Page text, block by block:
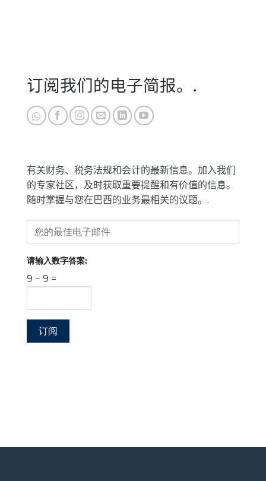
订阅我们的电子简报。.
有关财务、税务法规和会计的最新信息。加入我们
的专家社区，及时获取重要提醒和有价值的信息。
随时掌握与您在巴西的业务最相关的议题。.
请输入数字答案:
9 − 9 =